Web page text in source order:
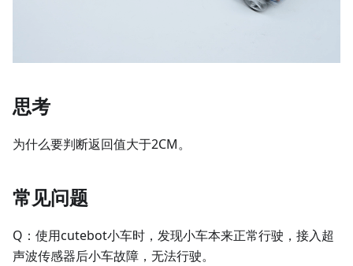
思考
为什么要判断返回值大于2CM。
常见问题
Q：使用cutebot小车时，发现小车本来正常行驶，接入超
声波传感器后小车故障，无法行驶。